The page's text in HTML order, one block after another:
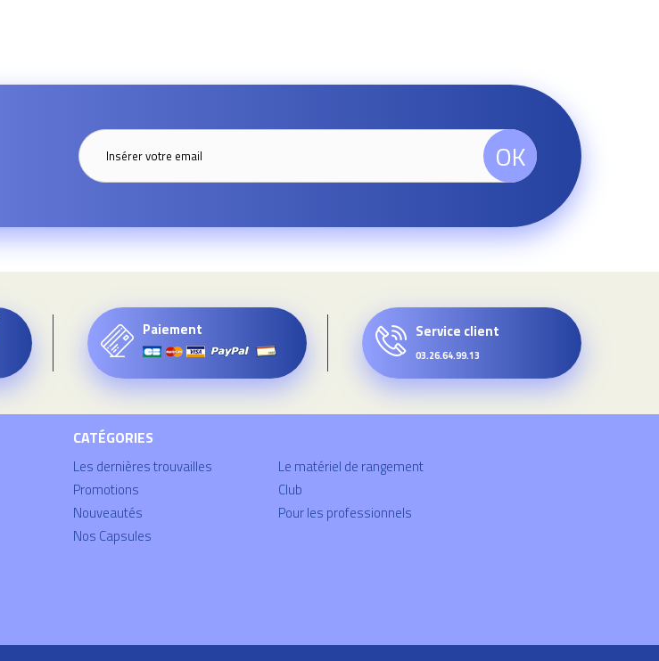
OK
Paiement Service client
03.26.64.99.13
CATÉGORIES
Les dernières trouvailles
Promotions
Nouveautés
Nos Capsules
Le matériel de rangement
Club
Pour les professionnels